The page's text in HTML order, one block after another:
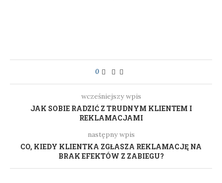
0
wcześniejszy wpis
JAK SOBIE RADZIĆ Z TRUDNYM KLIENTEM I
REKLAMACJAMI
następny wpis
CO, KIEDY KLIENTKA ZGŁASZA REKLAMACJĘ NA
BRAK EFEKTÓW Z ZABIEGU?